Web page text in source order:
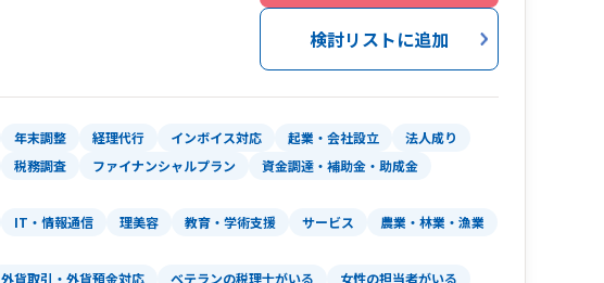
検討リストに追加
年末調整 経理代行 インボイス対応 起業・会社設立
法人成り
税務調査 ファイナンシャルプラン
資金調達・補助金・助成金
IT・情報通信 理美容 教育・学術支援 サービス
農業・林業・漁業
外貨取引・外貨預金対応 ベテランの税理士がいる 女性の担当者がいる